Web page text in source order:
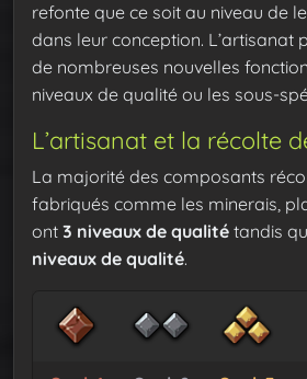
refonte que ce soit au niveau de
dans leur conception. L’artisanat
de nombreuses nouvelles
niveaux de qualité ou les sous-
L’artisanat et la récolte
La majorité des composants
fabriqués comme les minerais,
ont 3 niveaux de qualité tandis
niveaux de qualité.